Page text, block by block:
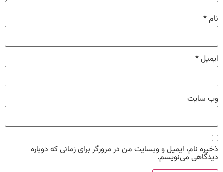
نام*
ایمیل*
وب‌ سایت
ذخیره نام، ایمیل و وبسایت من در مرورگر برای زمانی که دوباره
دیدگاهی می‌نویسم.